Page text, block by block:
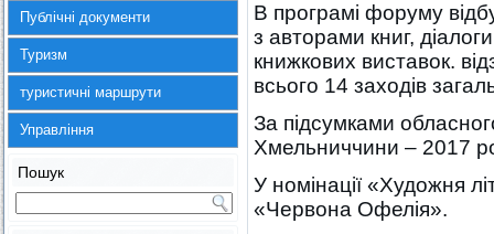
Публічні документи
Туризм
туристичні маршрути
Управління
Пошук
В програмі форуму
з авторами книг,
книжкових виставок.
всього 14 заходів
За підсумками
Хмельниччини – 2017
У номінації «Художня
«Червона Офелія».